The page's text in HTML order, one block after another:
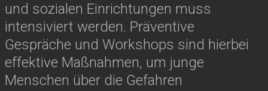
und sozialen Einrichtungen muss
intensiviert werden. Präventive
Gespräche und Workshops sind hierbei
effektive Maßnahmen, um junge
Menschen über die Gefahren